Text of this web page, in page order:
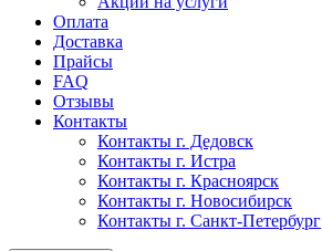
Оплата
Доставка
Прайсы
FAQ
Отзывы
Контакты
Контакты г. Дедовск
Контакты г. Истра
Контакты г. Красноярск
Контакты г. Новосибирск
Контакты г. Санкт-Петербург